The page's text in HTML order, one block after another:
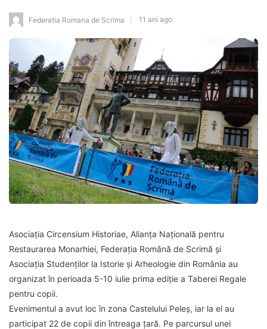
Federatia Romana de Scrima 11 ani ago
Asociaţia Circensium Historiae, Alianţa Naţională pentru
Restaurarea Monarhiei, Federaţia Română de Scrimă şi
Asociaţia Studenţilor la Istorie şi Arheologie din România au
organizat în perioada 5-10 iulie prima ediție a Taberei Regale
pentru copii.
Evenimentul a avut loc în zona Castelului Peleș, iar la el au
participat 22 de copii din întreaga țară. Pe parcursul unei